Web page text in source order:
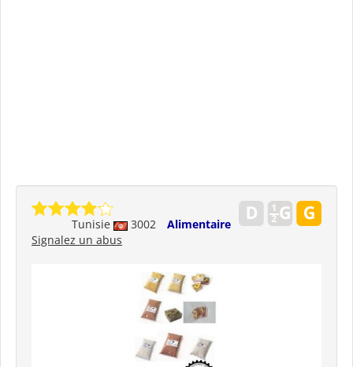
Tunisie 3002
Alimentaire
Signalez un abus